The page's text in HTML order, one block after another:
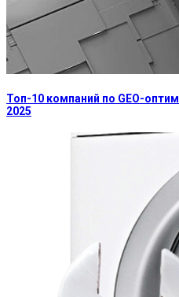
Топ-10 компаний по GEO-
2025